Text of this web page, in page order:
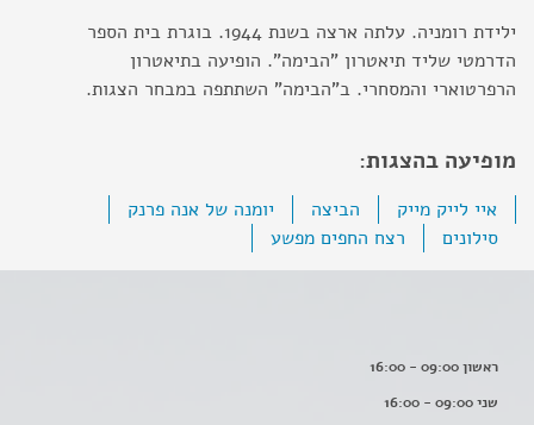
ילידת רומניה. עלתה ארצה בשנת 1944. בוגרת בית הספר
הדרמטי שליד תיאטרון "הבימה". הופיעה בתיאטרון
הרפרטוארי והמסחרי. ב"הבימה" השתתפה במבחר הצגות.
מופיעה בהצגות:
איי לייק מייק הביצה
יומנה של אנה פרנק
סילונים
רצח החפים מפשע
ראשון 09:00 - 16:00
שני 09:00 - 16:00